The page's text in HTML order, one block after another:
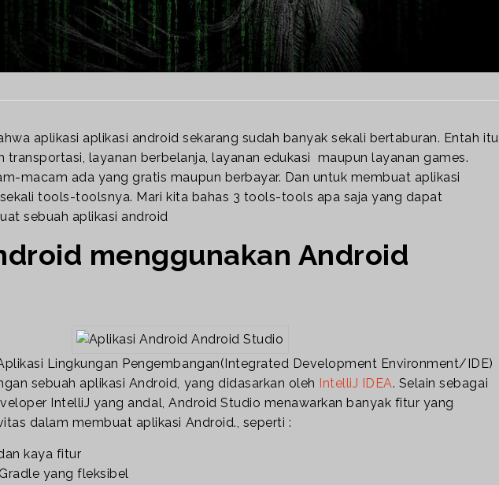
aplikasi aplikasi android sekarang sudah banyak sekali bertaburan. Entah itu
transportasi, layanan berbelanja, layanan edukasi maupun layanan games.
macam ada yang gratis maupun berbayar. Dan untuk membuat aplikasi
tools-toolsnya. Mari kita bahas 3 tools-tools apa saja yang dapat
sebuah aplikasi android
menggunakan Android
Lingkungan Pengembangan(Integrated Development Environment/IDE)
sebuah aplikasi Android, yang didasarkan oleh
IntelliJ IDEA. Selain sebagai
IntelliJ yang andal, Android Studio menawarkan banyak fitur yang
dalam membuat aplikasi Android., seperti :
kaya fitur
yang fleksibel